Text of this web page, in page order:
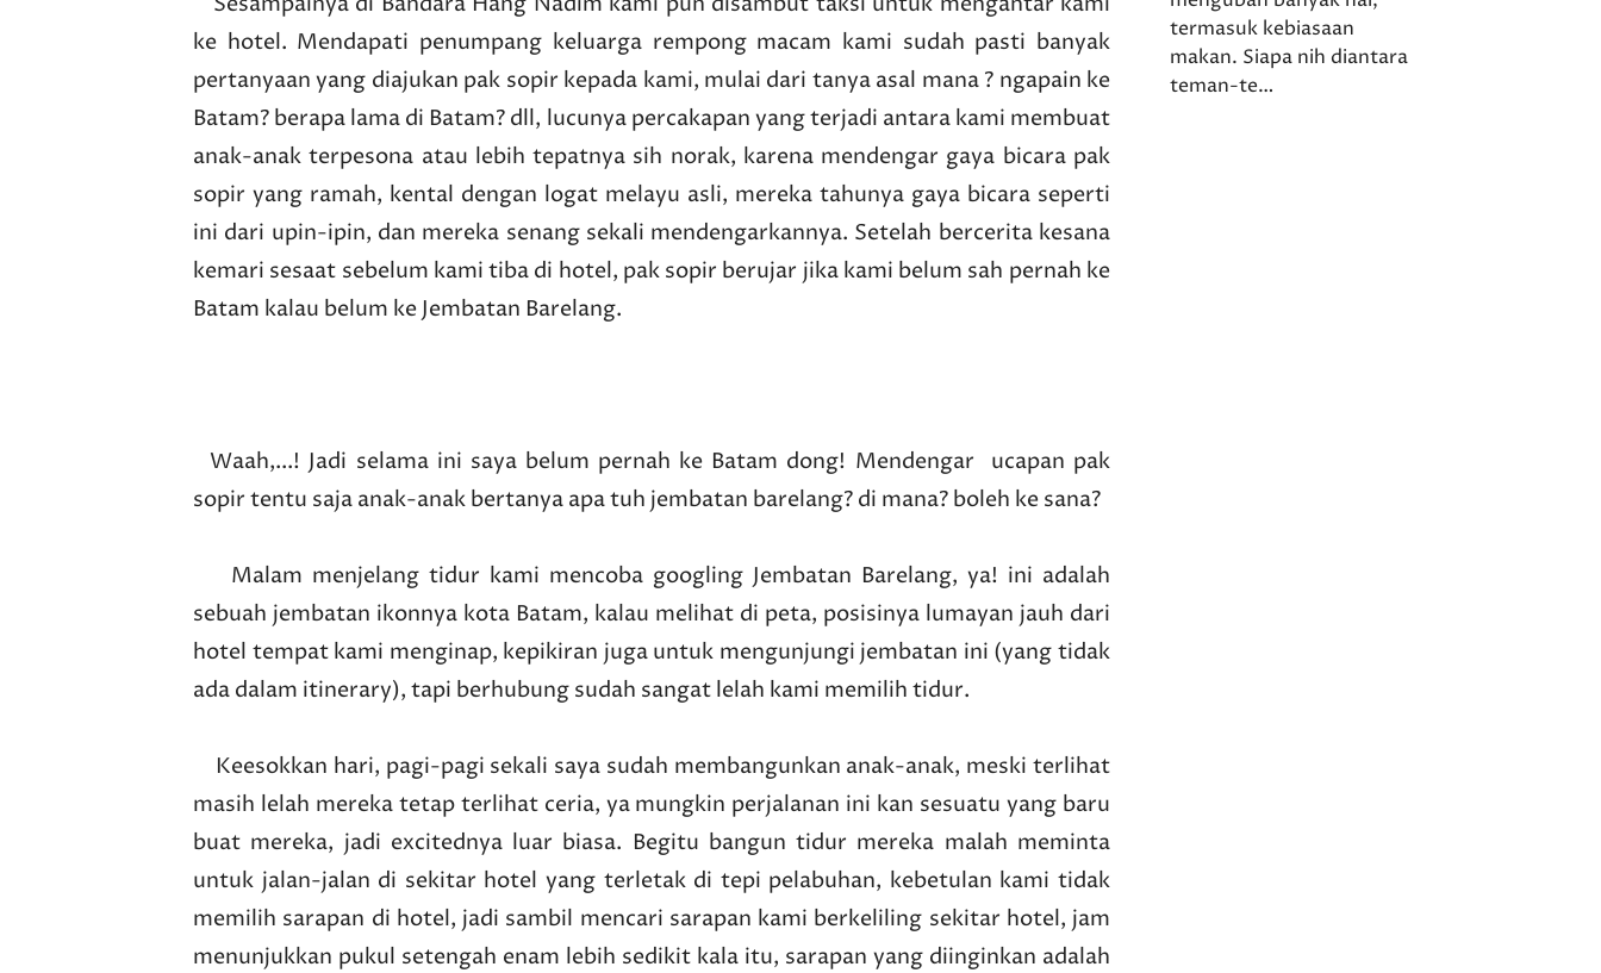
ke hotel. Mendapati penumpang keluarga rempong macam kami sudah pasti banyak
pertanyaan yang diajukan pak sopir kepada kami, mulai dari tanya asal mana ? ngapain ke
Batam? berapa lama di Batam? dll, lucunya percakapan yang terjadi antara kami membuat
anak-anak terpesona atau lebih tepatnya sih norak, karena mendengar gaya bicara pak
sopir yang ramah, kental dengan logat melayu asli, mereka tahunya gaya bicara seperti
ini dari upin-ipin, dan mereka senang sekali mendengarkannya. Setelah bercerita kesana
kemari sesaat sebelum kami tiba di hotel, pak sopir berujar jika kami belum sah pernah ke
Batam kalau belum ke Jembatan Barelang.
Waah,...! Jadi selama ini saya belum pernah ke Batam dong! Mendengar ucapan pak
sopir tentu saja anak-anak bertanya apa tuh jembatan barelang? di mana? boleh ke sana?
Malam menjelang tidur kami mencoba googling Jembatan Barelang, ya! ini adalah
sebuah jembatan ikonnya kota Batam, kalau melihat di peta, posisinya lumayan jauh dari
hotel tempat kami menginap, kepikiran juga untuk mengunjungi jembatan ini (yang tidak
ada dalam itinerary), tapi berhubung sudah sangat lelah kami memilih tidur.
Keesokkan hari, pagi-pagi sekali saya sudah membangunkan anak-anak, meski terlihat
masih lelah mereka tetap terlihat ceria, ya mungkin perjalanan ini kan sesuatu yang baru
buat mereka, jadi excitednya luar biasa. Begitu bangun tidur mereka malah meminta
untuk jalan-jalan di sekitar hotel yang terletak di tepi pelabuhan, kebetulan kami tidak
memilih sarapan di hotel, jadi sambil mencari sarapan kami berkeliling sekitar hotel, jam
menunjukkan pukul setengah enam lebih sedikit kala itu, sarapan yang diinginkan adalah
termasuk kebiasaan
makan. Siapa nih diantara
teman-te…